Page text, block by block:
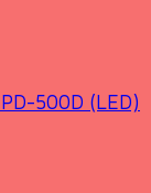
500D (LED)